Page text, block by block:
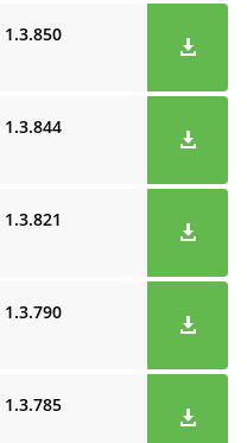
1.3.850
1.3.844
1.3.821
1.3.790
1.3.785